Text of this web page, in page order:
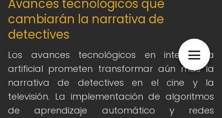
Avances tecnológicos que
cambiarán la narrativa de
detectives
Los avances tecnológicos en inteligencia
artificial prometen transformar aún más la
narrativa de detectives en el cine y la
televisión. La implementación de algoritmos
de aprendizaje automático y redes